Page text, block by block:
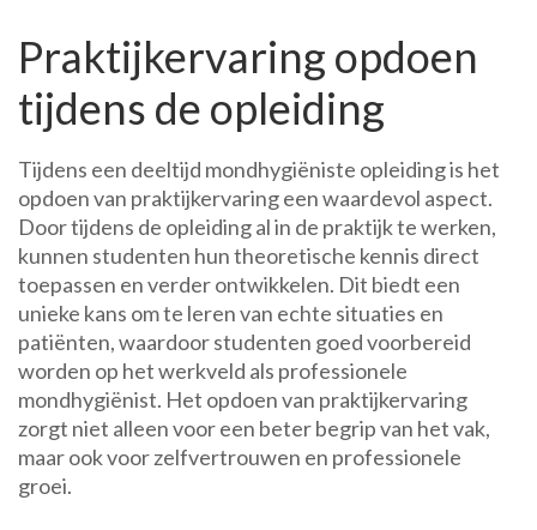
Praktijkervaring opdoen
tijdens de opleiding
Tijdens een deeltijd mondhygiëniste opleiding is het
opdoen van praktijkervaring een waardevol aspect.
Door tijdens de opleiding al in de praktijk te werken,
kunnen studenten hun theoretische kennis direct
toepassen en verder ontwikkelen. Dit biedt een
unieke kans om te leren van echte situaties en
patiënten, waardoor studenten goed voorbereid
worden op het werkveld als professionele
mondhygiënist. Het opdoen van praktijkervaring
zorgt niet alleen voor een beter begrip van het vak,
maar ook voor zelfvertrouwen en professionele
groei.